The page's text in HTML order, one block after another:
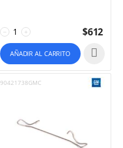
+
− $612
AÑADIR AL CARRITO
90421738GMC